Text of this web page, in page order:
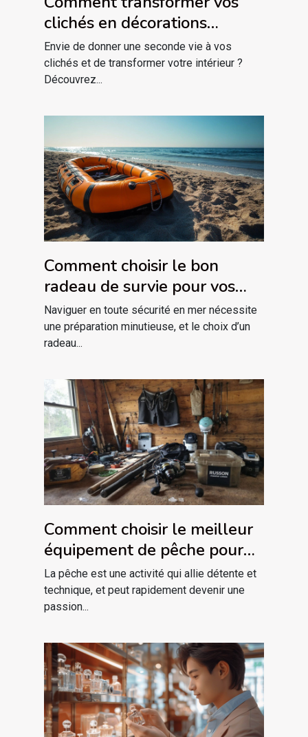
clichés en décorations
magnétiques uniques ?
Envie de donner une seconde vie à vos
clichés et de transformer votre intérieur ?
Découvrez...
Comment choisir le bon
radeau de survie pour vos
besoins maritimes ?
Naviguer en toute sécurité en mer nécessite
une préparation minutieuse, et le choix d’un
radeau...
Comment choisir le meilleur
équipement de pêche pour
débutants
La pêche est une activité qui allie détente et
technique, et peut rapidement devenir une
passion...